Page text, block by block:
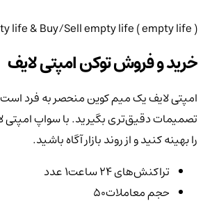
life& Buy/Sellempty life(empty life)
خرید و فروش توکنامپتی لایف
تصمیمات دقیق‌تری بگیرید. با سواپ امپتی
را بهینه کنید و از روند بازار آگاه باشید.
تراکنش‌‌های ۲۴ ساعت
1 عدد
حجم معاملات50